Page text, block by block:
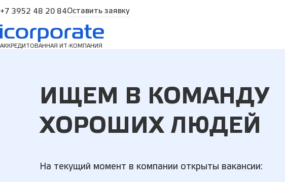
+7 3952 48 20 84Оставить заявку
АККРЕДИТОВАННАЯ ИТ-КОМПАНИЯ
ИЩЕМ В КОМАНДУ
ХОРОШИХ ЛЮДЕЙ
На текущий момент в компании открыты вакансии: